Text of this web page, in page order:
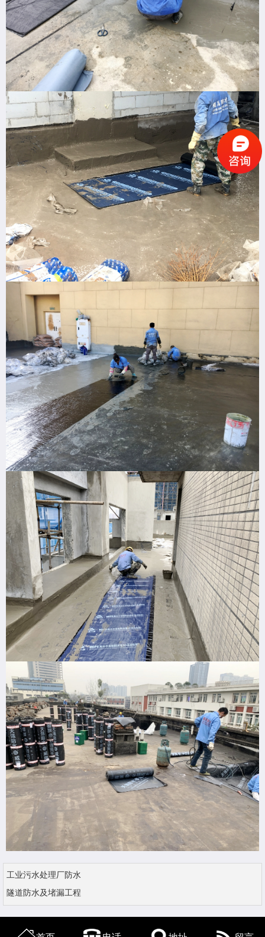
工业污水处理厂防水
隧道防水及堵漏工程